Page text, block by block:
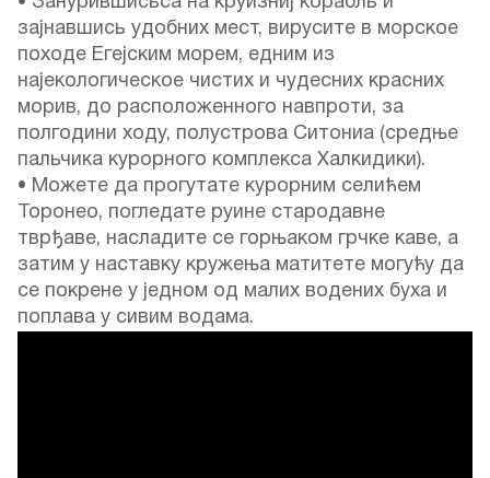
зајнавшись удобних мест, вирусите в морское
походе Егејским морем, едним из
најекологическое чистих и чудесних красних
морив, до расположенного навпроти, за
полгодини ходу, полустрова Ситониа (средње
пальчика курорного комплекса Халкидики).
• Можете да прогутате курорним селићем
Торонео, погледате руине стародавне
тврђаве, насладите се горњаком грчке каве, а
затим у наставку кружења матитете могућу да
се покрене у једном од малих водених буха и
поплава у сивим водама.